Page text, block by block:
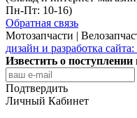
Пн-Пт: 10-16)
Обратная связь
Мотозапчасти |
дизайн и разработка сайта:
Известить о
Подтвердить
Личный Кабинет